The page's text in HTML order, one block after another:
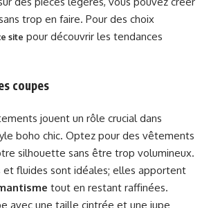
trop en faire. Pour des choix
site pour découvrir les tendances
coupes
jouent un rôle crucial dans
boho chic. Optez pour des vêtements
silhouette sans être trop volumineux.
et fluides sont idéales; elles apportent
tout en restant raffinées.
avec une taille cintrée et une jupe